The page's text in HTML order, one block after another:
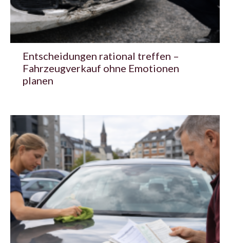
Entscheidungen rational treffen –
Fahrzeugverkauf ohne Emotionen
planen